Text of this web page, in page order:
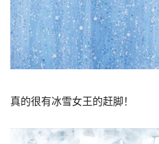
真的很有冰雪女王的赶脚！